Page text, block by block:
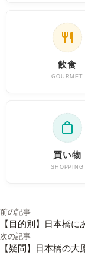
飲食
GOURMET
買い物
SHOPPING
投稿ナビゲ
前の記事
【目的別】日本橋
次の記事
【疑問】日本橋の